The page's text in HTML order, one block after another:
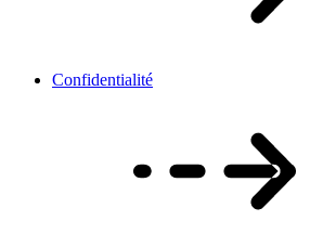
Confidentialité